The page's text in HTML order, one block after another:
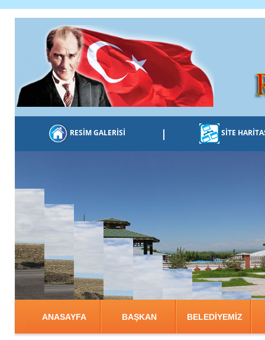
RESİM GALERİSİ | SİTE
ANASAYFA BAŞKAN BELEDİYEMİZ